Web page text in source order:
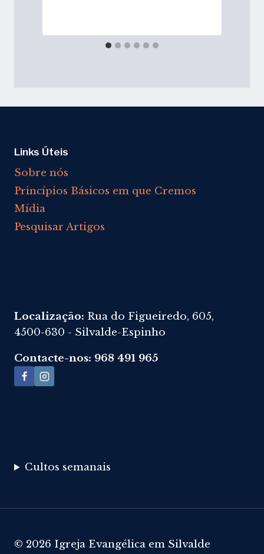
Links Úteis
Sobre nós
Princípios Básicos em que Cremos
Mídia
Pesquisar Artigos
Localização: Rua do Figueiredo, 605,
4500-630 - Silvalde-Espinho
Contacte-nos: 968 491 965
Cultos semanais
© 2026 Igreja Evangélica em Silvalde